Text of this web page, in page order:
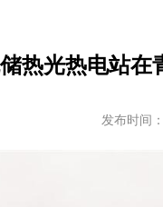
热光热电站在
发布时间